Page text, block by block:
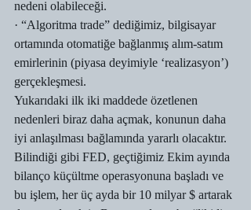
nedeni olabileceği.
· “Algoritma trade” dediğimiz, bilgisayar
ortamında otomatiğe bağlanmış alım-satım
emirlerinin (piyasa deyimiyle ‘realizasyon’)
gerçekleşmesi.
Yukarıdaki ilk iki maddede özetlenen
nedenleri biraz daha açmak, konunun daha
iyi anlaşılması bağlamında yararlı olacaktır.
Bilindiği gibi FED, geçtiğimiz Ekim ayında
bilanço küçültme operasyonuna başladı ve
bu işlem, her üç ayda bir 10 milyar $ artarak